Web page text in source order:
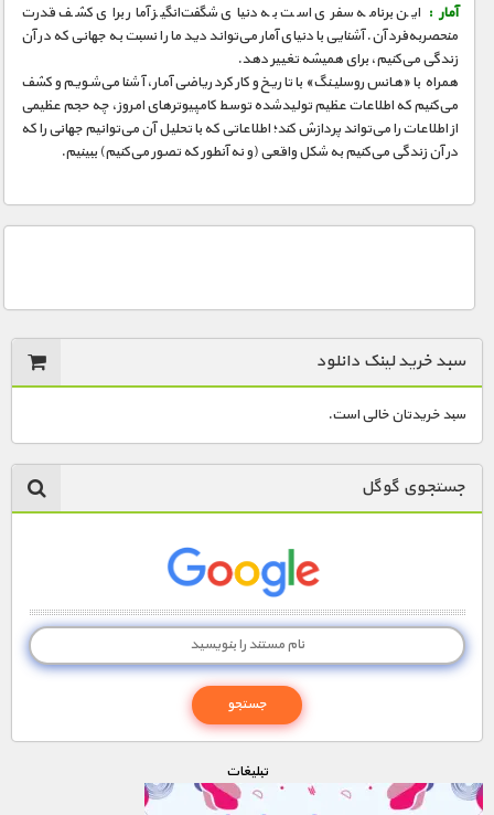
آمار : این برنامه سفری است به دنیای شگفت‌انگیز آمار برای کشف قدرت
منحصر‌به‌فرد آن. آشنایی با دنیای آمار می‌تواند دید ما را نسبت به جهانی که در آن
زندگی می‌کنیم، برای همیشه تغییر دهد.
همراه با «هانس روسلینگ» با تاریخ و کارکرد ریاضی آمار، آشنا می‌شویم و کشف
می‌کنیم که اطلاعات عظیم تولیدشده توسط کامپیوترهای امروز، چه حجم عظیمی
از اطلاعات را می‌تواند پردازش کند؛ اطلاعاتی که با تحلیل آن می‌توانیم جهانی را که
در آن زندگی می‌کنیم به شکل واقعی (و نه آنطور که تصور می‌کنیم) ببینیم.
سبد خرید لینک دانلود
سبد خریدتان خالی است.
جستجوی گوگل
تبليغات